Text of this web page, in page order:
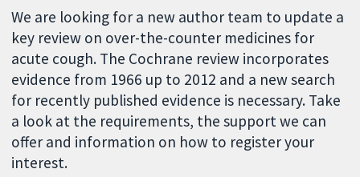
We are looking for a new author team to update a
key review on over-the-counter medicines for
acute cough. The Cochrane review incorporates
evidence from 1966 up to 2012 and a new search
for recently published evidence is necessary. Take
a look at the requirements, the support we can
offer and information on how to register your
interest.